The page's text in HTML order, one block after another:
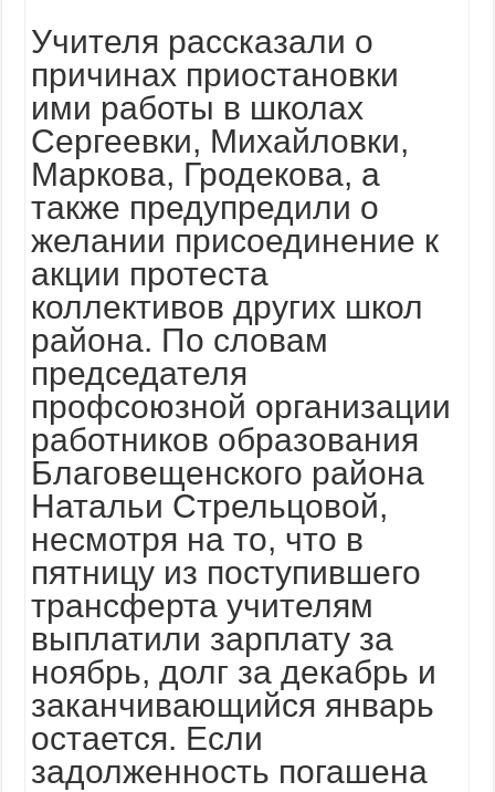
Учителя рассказали о
причинах приостановки
ими работы в школах
Сергеевки, Михайловки,
Маркова, Гродекова, а
также предупредили о
желании присоединение к
акции протеста
коллективов других школ
района. По словам
председателя
профсоюзной организации
работников образования
Благовещенского района
Натальи Стрельцовой,
несмотря на то, что в
пятницу из поступившего
трансферта учителям
выплатили зарплату за
ноябрь, долг за декабрь и
заканчивающийся январь
остается. Если
задолженность погашена